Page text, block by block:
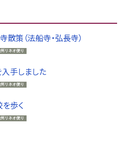
策（法船寺・弘長寺）
リネオ便り
手しました
リネオ便り
歩く
リネオ便り